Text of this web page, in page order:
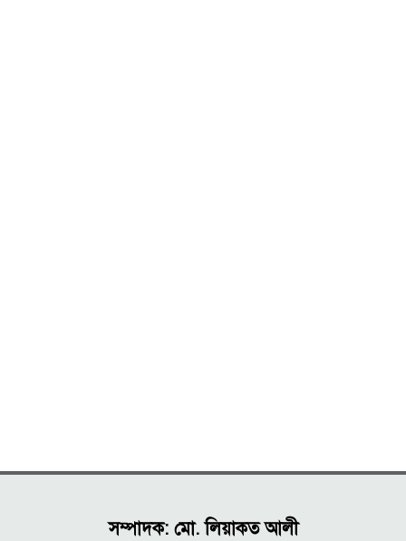
সম্পাদক: মো. লিয়াকত আলী